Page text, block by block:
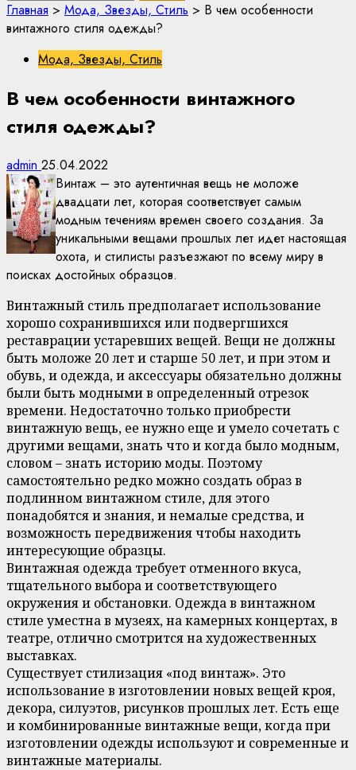
Главная > Мода, Звезды, Стиль > В чем особенности
винтажного стиля одежды?
Мода, Звезды, Стиль
В чем особенности винтажного
стиля одежды?
admin 25.04.2022
Винтаж – это аутентичная вещь не моложе
двадцати лет, которая соответствует самым
модным течениям времен своего создания. За
уникальными вещами прошлых лет идет настоящая
охота, и стилисты разъезжают по всему миру в
поисках достойных образцов.
Винтажный стиль предполагает использование
хорошо сохранившихся или подвергшихся
реставрации устаревших вещей. Вещи не должны
быть моложе 20 лет и старше 50 лет, и при этом и
обувь, и одежда, и аксессуары обязательно должны
были быть модными в определенный отрезок
времени. Недостаточно только приобрести
винтажную вещь, ее нужно еще и умело сочетать с
другими вещами, знать что и когда было модным,
словом – знать историю моды. Поэтому
самостоятельно редко можно создать образ в
подлинном винтажном стиле, для этого
понадобятся и знания, и немалые средства, и
возможность передвижения чтобы находить
интересующие образцы.
Винтажная одежда требует отменного вкуса,
тщательного выбора и соответствующего
окружения и обстановки. Одежда в винтажном
стиле уместна в музеях, на камерных концертах, в
театре, отлично смотрится на художественных
выставках.
Существует стилизация «под винтаж». Это
использование в изготовлении новых вещей кроя,
декора, силуэтов, рисунков прошлых лет. Есть еще
и комбинированные винтажные вещи, когда при
изготовлении одежды используют и современные и
винтажные материалы.